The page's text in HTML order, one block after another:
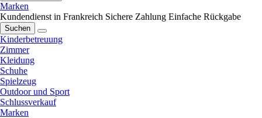
Marken
Kundendienst in Frankreich Sichere Zahlung Einfache Rückgabe
Suchen
Kinderbetreuung
Zimmer
Kleidung
Schuhe
Spielzeug
Outdoor und Sport
Schlussverkauf
Marken